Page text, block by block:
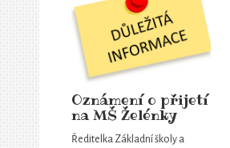
Oznámení o přijetí
na MŠ Želénky
Ředitelka Základní školy a